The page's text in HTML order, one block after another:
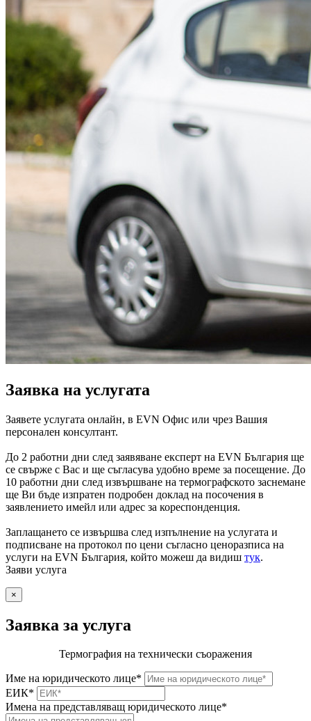
Заявка на услугата
Заявете услугата онлайн, в EVN Офис или чрез Вашия
персонален консултант.
До 2 работни дни след заявяване експерт на EVN България ще
се свърже с Вас и ще съгласува удобно време за посещение. До
10 работни дни след извършване на термографското заснемане
ще Ви бъде изпратен подробен доклад на посочения в
заявлението имейл или адрес за кореспонденция.
Заплащането се извършва след изпълнение на услугата и
подписване на протокол по цени съгласно ценоразписа на
услуги на EVN България, който можеш да видиш тук.
Заяви услуга
×
Заявка за услуга
Термография на технически съоражения
Име на юридическото лице*
ЕИК*
Имена на представляващ юридическото лице*